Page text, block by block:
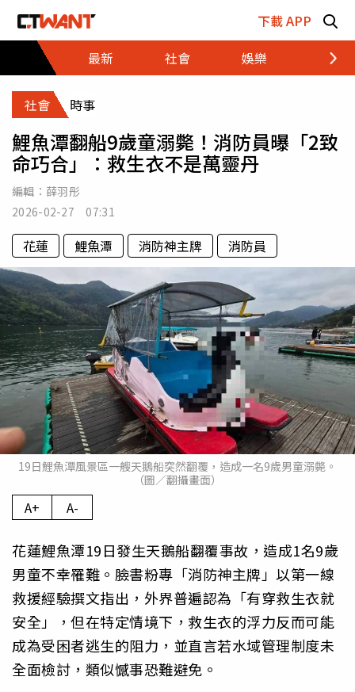
下載 APP
最新
社會 娛樂 財經
社會 時事
鯉魚潭翻船9歲童溺斃！消防員曝「2致
命巧合」：救生衣不是萬靈丹
編輯： 薛羽彤
2026-02-27 07:31
花蓮 鯉魚潭 消防神主牌 消防員
19日鯉魚潭風景區一艘天鵝船突然翻覆，造成一名9歲男童溺斃。
（圖／翻攝畫面）
A+ A-
花蓮鯉魚潭19日發生天鵝船翻覆事故，造成1名9歲
男童不幸罹難。臉書粉專「消防神主牌」以第一線
救援經驗撰文指出，外界普遍認為「有穿救生衣就
安全」，但在特定情境下，救生衣的浮力反而可能
成為受困者逃生的阻力，並直言若水域管理制度未
全面檢討，類似憾事恐難避免。